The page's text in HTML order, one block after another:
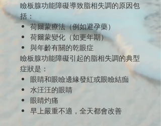
瞼板腺功能障礙導致脂相失調的原因包
括：
荷爾蒙療法（例如避孕藥）
荷爾蒙變化（如更年期）
與年齡有關的乾眼症
瞼板腺功能障礙引起的脂相失調的典型
症狀是：
眼睛和眼瞼邊緣發紅或眼瞼結痂
水汪汪的眼睛
眼睛灼痛
早上嚴重不適，全天都會改善